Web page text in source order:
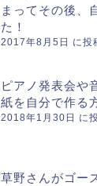
まってその後、
た！
2017年8月5日 に投
ピアノ発表会や
紙を自分で作る
2018年1月30日 に
草野さんがゴー